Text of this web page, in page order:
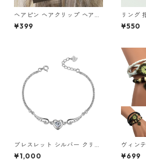
ヘアピン ヘアクリップ ヘアア
クセサリー オープンハート 天
使の羽根 ハート フレームピン
¥399
リング
ハンド
ーク シ
¥550
ブレスレット シルバー クリス
タル ブレス オープンハート 水
晶 ハート 天使の羽 羽根 羽 天
¥1,000
ヴィン
レット
ーム付
¥699